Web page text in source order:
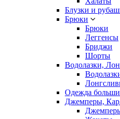
Блузки и
Брюки
Брюки
Леггенсы
Бриджи
Шорты
Водолазки,
Одежда
Джемперы,